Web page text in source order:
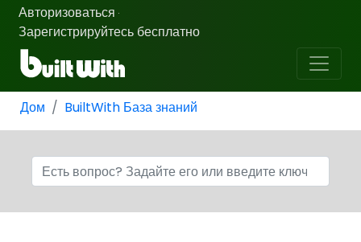
Авторизоваться ·
Зарегистрируйтесь бесплатно
Дом BuiltWith База знаний